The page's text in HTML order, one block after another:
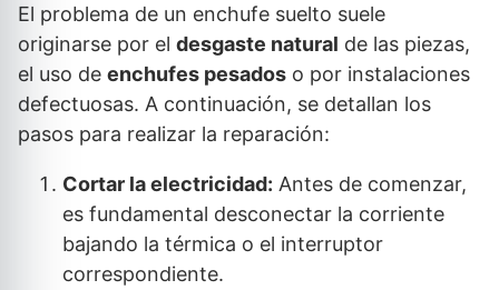
El problema de un enchufe suelto suele
originarse por el desgaste natural de las piezas,
el uso de enchufes pesados o por instalaciones
defectuosas. A continuación, se detallan los
pasos para realizar la reparación:
Cortar la electricidad: Antes de comenzar,
es fundamental desconectar la corriente
bajando la térmica o el interruptor
correspondiente.